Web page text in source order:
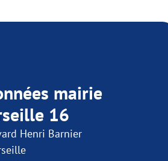
mairie
16
Henri Barnier